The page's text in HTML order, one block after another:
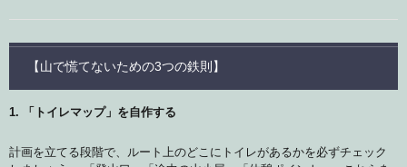
【山で慌てないための3つの鉄則】
1. 「トイレマップ」を自作する
計画を立てる段階で、ルート上のどこにトイレがあるかを必ずチェック